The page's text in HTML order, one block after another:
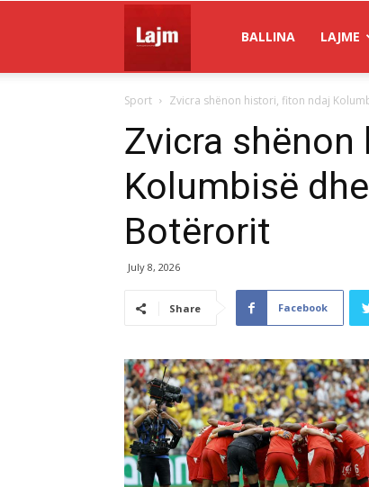
Lajm
BALLINA LAJME
Sport Zvicra shënon histori, fiton ndaj
Zvicra
Kolumbisë
Botërorit
July 8, 2026
Share Facebook